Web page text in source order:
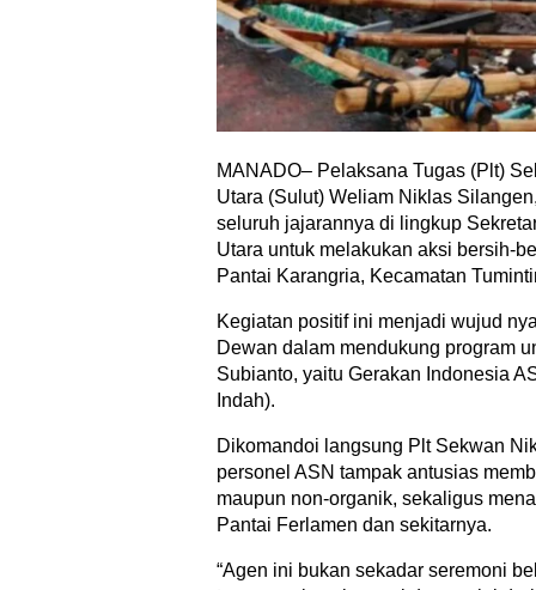
MANADO– Pelaksana Tugas (Plt)
Utara (Sulut) Weliam Niklas
seluruh jajarannya di lingkup
Utara untuk melakukan aksi bersih-
Pantai Karangria, Kecamatan
Kegiatan positif ini menjadi wujud
Dewan dalam mendukung program
Subianto, yaitu Gerakan Indonesia
Indah).
Dikomandoi langsung Plt Sekwan
personel ASN tampak antusias
maupun non-organik, sekaligus
Pantai Ferlamen dan sekitarnya.
“Agen ini bukan sekadar seremoni